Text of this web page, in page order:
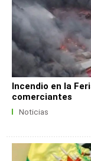
Incendio en la
comerciantes
Noticias